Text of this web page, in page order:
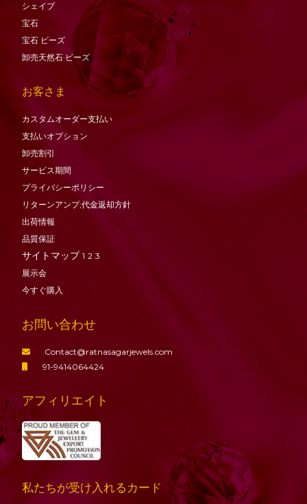
シェイプ
宝石
宝石 ビーズ
卸売天然石·ビーズ
お客さま
カスタムオーダー支払い
支払いオプション
卸売割引
サービス期間
プライバシーポリシー
リターンアンプ;代金返却方針
出荷情報
品質保証
サイトマップ 1 2 3
展示会
今すぐ購入
お問い合わせ
Contact@ratnasagarjewels.com
91-9414064424
アフィリエイト
私たちが受け入れるカード